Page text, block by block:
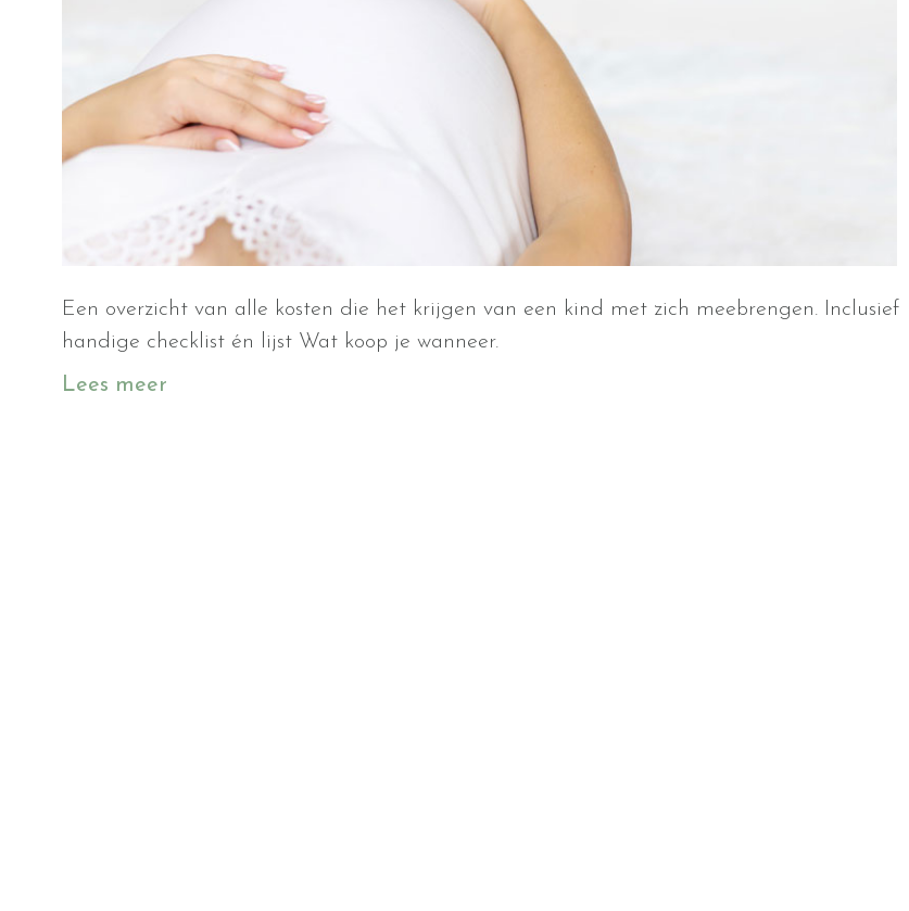
Een overzicht van alle kosten die het krijgen van een kind met zich meebrengen. Inclusief
handige checklist én lijst Wat koop je wanneer.
Lees meer